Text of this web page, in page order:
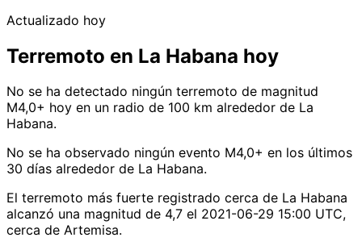
Actualizado hoy
Terremoto en La Habana hoy
No se ha detectado ningún terremoto de magnitud
M4,0+ hoy en un radio de 100 km alrededor de La
Habana.
No se ha observado ningún evento M4,0+ en los últimos
30 días alrededor de La Habana.
El terremoto más fuerte registrado cerca de La Habana
alcanzó una magnitud de 4,7 el 2021-06-29 15:00 UTC,
cerca de Artemisa.